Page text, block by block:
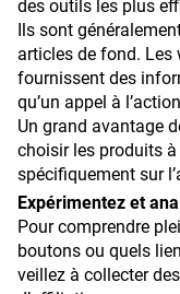
des outils les plus
Ils sont
articles de fond. Les
fournissent des
qu’un appel à
Un grand avantage
choisir les produits
spécifiquement sur
Expérimentez et
Pour comprendre
boutons ou quels
veillez à collecter